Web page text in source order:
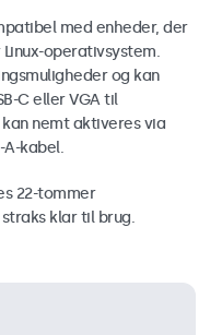
med enheder, der
operativsystem.
og kan
C eller VGA til
nemt aktiveres via
A-kabel.
22-tommer
klar til brug.